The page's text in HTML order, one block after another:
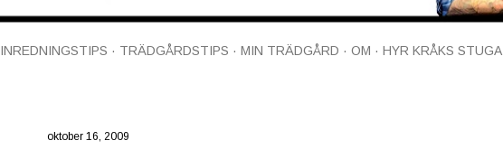
INREDNINGSTIPS TRÄDGÅRDSTIPS MIN TRÄDGÅRD OM HYR KRÅKS STUGA
oktober 16, 2009